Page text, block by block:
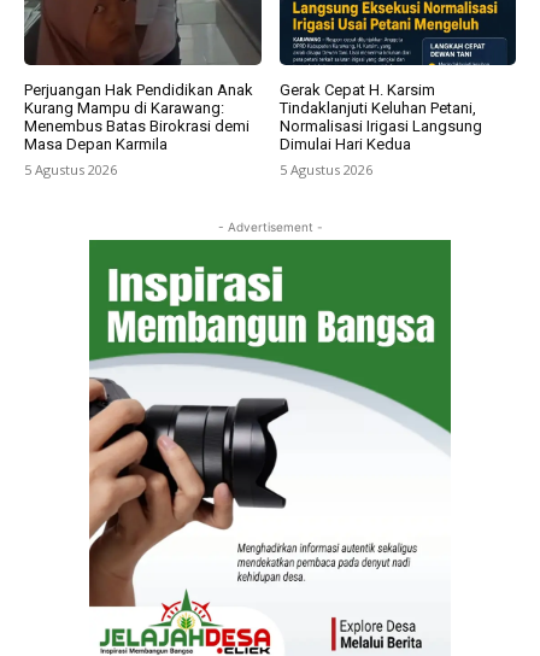
Perjuangan Hak Pendidikan Anak
Kurang Mampu di Karawang:
Menembus Batas Birokrasi demi
Masa Depan Karmila
5 Agustus 2026
Gerak Cepat H. Karsim
Tindaklanjuti Keluhan Petani,
Normalisasi Irigasi Langsung
Dimulai Hari Kedua
5 Agustus 2026
- Advertisement -